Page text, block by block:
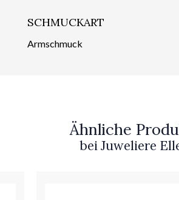
SCHMUCKART
Armschmuck
Ähnliche
bei Juweliere